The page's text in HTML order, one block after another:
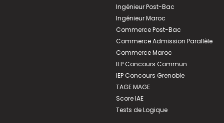
Ingénieur Post-Bac
Ingénieur Maroc
Commerce Post-Bac
Commerce Admission Parallèle
Commerce Maroc
IEP Concours Commun
IEP Concours Grenoble
TAGE MAGE
Score IAE
Tests de Logique